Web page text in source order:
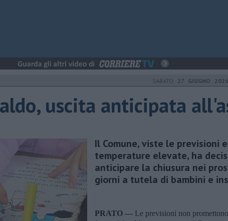
SABATO 27 GIUGNO 2026
uscita anticipata
Il Comune, viste le previsioni
temperature elevate, ha
anticipare la chiusura nei
giorni a tutela di bambini e
PRATO — Le previsioni non